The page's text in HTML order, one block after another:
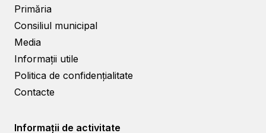
Primăria
Consiliul municipal
Media
Informații utile
Politica de confidențialitate
Contacte
Informații de activitate